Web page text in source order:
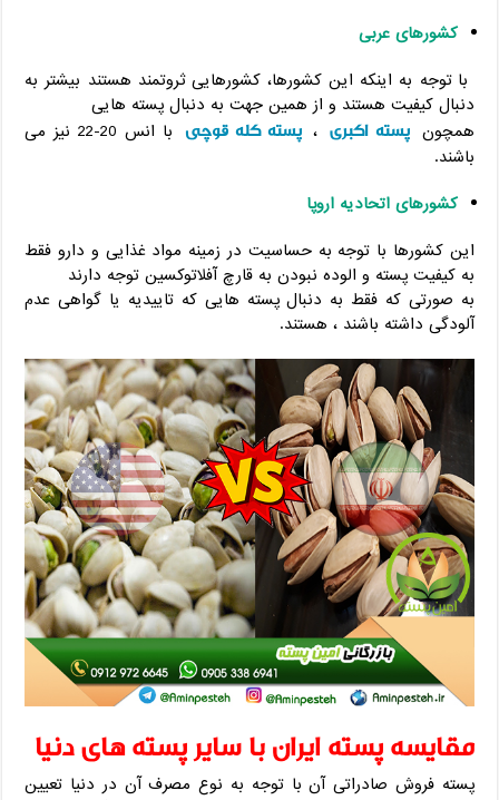
کشورهای عربی
با توجه به اینکه این کشورها، کشورهایی ثروتمند هستند بیشتر به
دنبال کیفیت هستند و از همین جهت به دنبال پسته هایی
همچون پسته اکبری ، پسته کله قوچی
با انس 20-22 نیز می
باشند.
کشورهای اتحادیه اروپا
این کشورها با توجه به حساسیت در زمینه مواد غذایی و دارو فقط
به کیفیت پسته و الوده نبودن به قارچ آفلاتوکسین توجه دارند
به صورتی که فقط به دنبال پسته هایی که تاییدیه یا گواهی عدم
آلودگی داشته باشند ، هستند.
مقایسه پسته ایران با سایر پسته های دنیا
پسته فروش صادراتی آن با توجه به نوع مصرف آن در دنیا تعیین